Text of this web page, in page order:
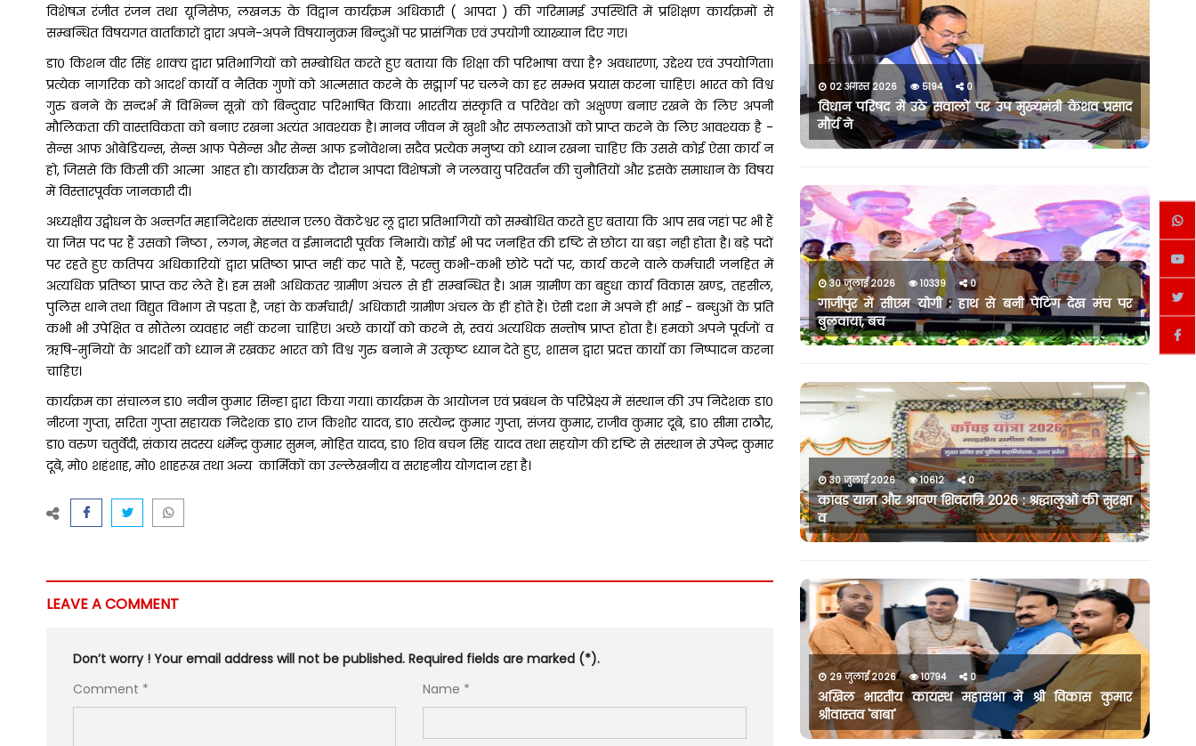
विशेषज्ञ रंजीत रंजन तथा यूनिसेफ, लखनऊ के विद्वान कार्यक्रम अधिकारी ( आपदा ) की गरिमामई उपस्थिति में प्रशिक्षण कार्यक्रमों से
सम्बन्धित विषयगत वार्ताकारों द्वारा अपने-अपने विषयानुक्रम बिन्दुओं पर प्रासंगिक एवं उपयोगी व्याख्यान दिए गए।
डा० किशन वीर सिंह शाक्य द्वारा प्रतिभागियों को सम्बोधित करते हुए बताया कि शिक्षा की परिभाषा क्या है? अवधारणा, उद्देश्य एवं उपयोगिता।
प्रत्येक नागरिक को आदर्श कार्यों व नैतिक गुणों को आत्मसात करने के सद्मार्ग पर चलने का हर सम्भव प्रयास करना चाहिए। भारत को विश्व
गुरु बनने के सन्दर्भ में विभिन्न सूत्रों को बिन्दुवार परिभाषित किया। भारतीय संस्कृति व परिवेश को अक्षुण्ण बनाए रखने के लिए अपनी
मौलिकता की वास्तविकता को बनाए रखना अत्यंत आवश्यक है। मानव जीवन में खुशी और सफलताओं को प्राप्त करने के लिए आवश्यक है -
सेन्स आफ ओबेडियन्स, सेन्स आफ पेसेन्स और सेन्स आफ इनोवेशन। सदैव प्रत्येक मनुष्य को ध्यान रखना चाहिए कि उससे कोई ऐसा कार्य न
हो, जिससे कि किसी की आत्मा आहत हो। कार्यक्रम के दौरान आपदा विशेषज्ञों ने जलवायु परिवर्तन की चुनौतियों और इसके समाधान के विषय
में विस्तारपूर्वक जानकारी दी।
अध्यक्षीय उद्बोधन के अन्तर्गत महानिदेशक संस्थान एल० वेंकटेश्वर लू द्वारा प्रतिभागियों को सम्बोधित करते हुए बताया कि आप सब जहां पर भी हैं
या जिस पद पर हैं उसको निष्ठा , लगन, मेहनत व ईमानदारी पूर्वक निभायें। कोई भी पद जनहित की दृष्टि से छोटा या बड़ा नही होता है। बड़े पदों
पर रहते हुए कतिपय अधिकारियों द्वारा प्रतिष्ठा प्राप्त नहीं कर पाते हैं, परन्तु कभी-कभी छोटे पदों पर, कार्य करने वाले कर्मचारी जनहित में
अत्यधिक प्रतिष्ठा प्राप्त कर लेते हैं। हम सभी अधिकतर ग्रामीण अंचल से हीं सम्बन्धित है। आम ग्रामीण का बहुधा कार्य विकास खण्ड, तहसील,
पुलिस थाने तथा विद्युत विभाग से पड़ता है, जहां के कर्मचारी/ अधिकारी ग्रामीण अंचल के हीं होते हैं। ऐसी दशा में अपने हीं भाई - बन्धुओं के प्रति
कभी भी उपेक्षित व सौंतेला व्यवहार नहीं करना चाहिए। अच्छे कार्यों को करने से, स्वयं अत्यधिक सन्तोष प्राप्त होता है। हमको अपने पूर्वजों व
ऋषि-मुनियों के आदर्शो को ध्यान में रखकर भारत को विश्व गुरु बनाने में उत्कृष्ट ध्यान देते हुए, शासन द्वारा प्रदत्त कार्यों का निष्पादन करना
चाहिए।
कार्यक्रम का संचालन डा० नवीन कुमार सिन्हा द्वारा किया गया। कार्यक्रम के आयोजन एवं प्रबंधन के परिप्रेक्ष्य में संस्थान की उप निदेशक डा०
नीरजा गुप्ता, सरिता गुप्ता सहायक निदेशक डा० राज किशोर यादव, डा० सत्येन्द्र कुमार गुप्ता, संजय कुमार, राजीव कुमार दूबे, डा० सीमा राठौर,
डा० वरुण चतुर्वेदी, संकाय सदस्य धर्मेन्द्र कुमार सुमन, मोहित यादव, डा० शिव बचन सिंह यादव तथा सहयोग की दृष्टि से संस्थान से उपेन्द्र कुमार
दूबे, मो० शहंशाह, मो० शाहरूख तथा अन्य कार्मिकों का उल्लेखनीय व सराहनीय योगदान रहा है।
LEAVE A COMMENT
Don’t worry ! Your email address will not be published. Required fields are marked (*).
Comment *
Name *
02 अगस्त 2026 5194 0
विधान परिषद में उठे सवालों पर उप मुख्यमंत्री केशव प्रसाद
मौर्य ने
30 जुलाई 2026 10339 0
गाजीपुर में सीएम योगी : हाथ से बनी पेंटिंग देख मंच पर
बुलवाया, बच
30 जुलाई 2026 10612 0
कांवड़ यात्रा और श्रावण शिवरात्रि 2026 : श्रद्धालुओं की सुरक्षा
व
29 जुलाई 2026 10794 0
अखिल भारतीय कायस्थ महासभा में श्री विकास कुमार
श्रीवास्तव 'बाबा'